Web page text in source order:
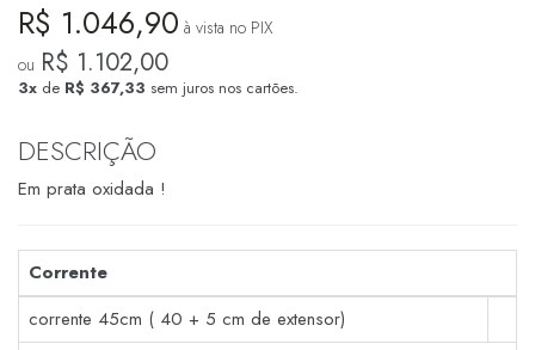
R$ 1.046,90 à vista no PIX
ou R$ 1.102,00
3x de R$ 367,33 sem juros nos cartões.
DESCRIÇÃO
Em prata oxidada !
Corrente
corrente 45cm ( 40 + 5 cm de extensor)